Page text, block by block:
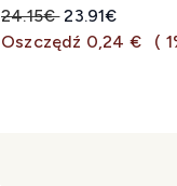
Sugerowana cena
24.15€Aktualna cena:
23.91€
Oszczędź 0,24 €
(